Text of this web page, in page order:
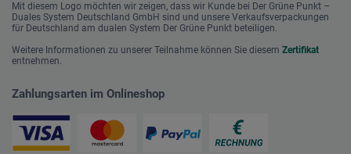
Mit diesem Logo möchten wir zeigen, dass wir Kunde bei Der Grüne Punkt –
Duales System Deutschland GmbH sind und unsere Verkaufsverpackungen
für Deutschland am dualen System Der Grüne Punkt beteiligen.
Weitere Informationen zu unserer Teilnahme können Sie diesem Zertifikat
entnehmen.
Zahlungsarten im Onlineshop